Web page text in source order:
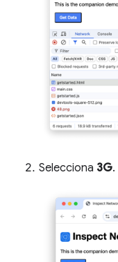
Selecciona 3G.